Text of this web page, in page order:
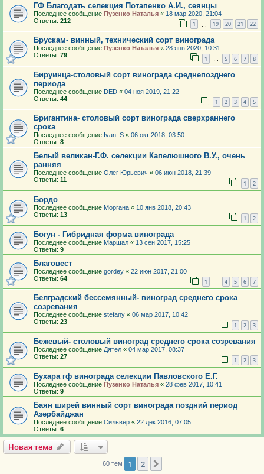
ГФ Благодать селекция Потапенко А.И., сеянцы
Последнее сообщение Пузенко Наталья « 18 мар 2020, 21:04
Ответы: 212 1 19 20 21 22
Брускам- винный, технический сорт винограда
Последнее сообщение Пузенко Наталья « 28 янв 2020, 10:31
Ответы: 79 1 … 5 6 7 8
Бируинца-столовый сорт винограда среднепозднего
периода
Последнее сообщение DED « 04 ноя 2019, 21:22
Ответы: 44 1 2 3 4 5
Бригантина- столовый сорт винограда сверхраннего
срока
Последнее сообщение Ivan_S « 06 окт 2018, 03:50
Ответы: 8
Белый великан-Г.Ф. селекции Капелюшного В.У., очень
ранняя
Последнее сообщение Олег Юрьевич « 06 июн 2018, 21:39
Ответы: 11 1 2
Бордо
Последнее сообщение Моргана « 10 янв 2018, 20:43
Ответы: 13 1 2
Богун - Гибридная форма винограда
Последнее сообщение Маршал « 13 сен 2017, 15:25
Ответы: 9
Благовест
Последнее сообщение gordey « 22 июн 2017, 21:00
Ответы: 64 1 4 5 6 7
Белградский бессемянный- виноград среднего срока
созревания
Последнее сообщение stefany « 06 мар 2017, 10:42
Ответы: 23 1 2 3
Бежевый- столовый виноград среднего срока созревания
Последнее сообщение Дятел « 04 мар 2017, 08:37
Ответы: 27 1 2 3
Бухара гф винограда селекции Павловского Е.Г.
Последнее сообщение Пузенко Наталья « 28 фев 2017, 10:41
Ответы: 9
Баян ширей винный сорт винограда поздний период
Азербайджан
Последнее сообщение Сильвер « 22 дек 2016, 07:05
Ответы: 6
Новая тема
60 тем 1 2